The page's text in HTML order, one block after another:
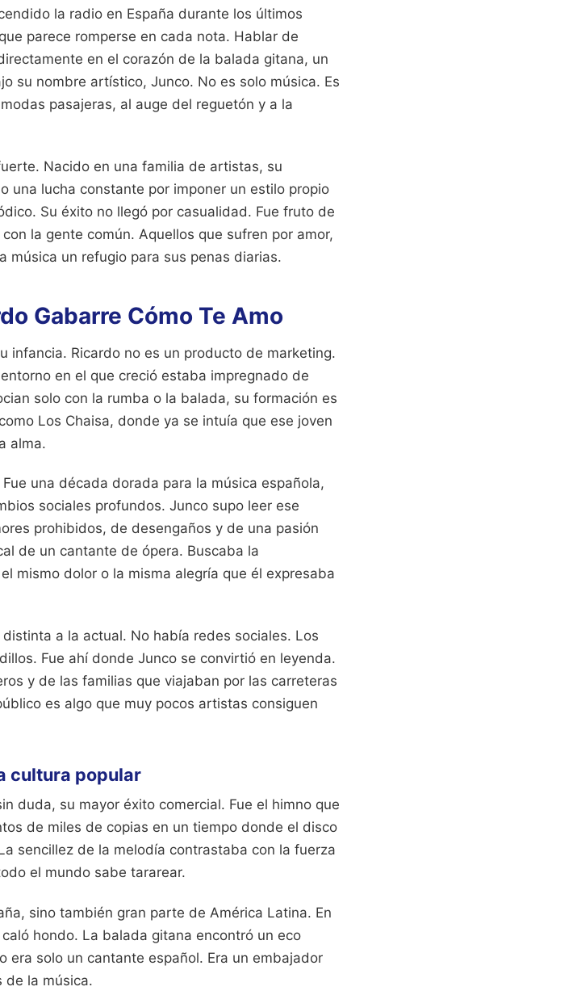
la radio en España durante los últimos
parece romperse en cada nota. Hablar de
en el corazón de la balada gitana, un
su nombre artístico, Junco. No es solo música. Es
pasajeras, al auge del reguetón y a la
Nacido en una familia de artistas, su
una lucha constante por imponer un estilo propio
Su éxito no llegó por casualidad. Fue fruto de
la gente común. Aquellos que sufren por amor,
música un refugio para sus penas diarias.
Gabarre Cómo Te Amo
infancia. Ricardo no es un producto de marketing.
en el que creció estaba impregnado de
solo con la rumba o la balada, su formación es
Los Chaisa, donde ya se intuía que ese joven
alma.
una década dorada para la música española,
sociales profundos. Junco supo leer ese
prohibidos, de desengaños y de una pasión
de un cantante de ópera. Buscaba la
mismo dolor o la misma alegría que él expresaba
a la actual. No había redes sociales. Los
Fue ahí donde Junco se convirtió en leyenda.
y de las familias que viajaban por las carreteras
es algo que muy pocos artistas consiguen
cultura popular
duda, su mayor éxito comercial. Fue el himno que
de miles de copias en un tiempo donde el disco
sencillez de la melodía contrastaba con la fuerza
el mundo sabe tararear.
sino también gran parte de América Latina. En
hondo. La balada gitana encontró un eco
era solo un cantante español. Era un embajador
de la música.